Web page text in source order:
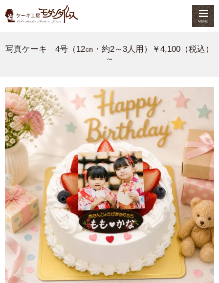
MENU
写真ケーキ 4号（12㎝・約2～3人用）￥4,100（税込）
～